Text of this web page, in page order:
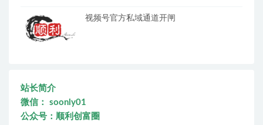
视频号官方私域通道开闸
站长简介
微信： soonly01
公众号：顺利创富圈